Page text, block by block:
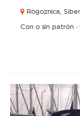
Rogoznica,
Con o sin patrón ·